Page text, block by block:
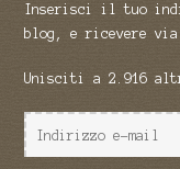
Inserisci il tuo
blog, e ricevere
Unisciti a 2.916
Indirizzo
e-